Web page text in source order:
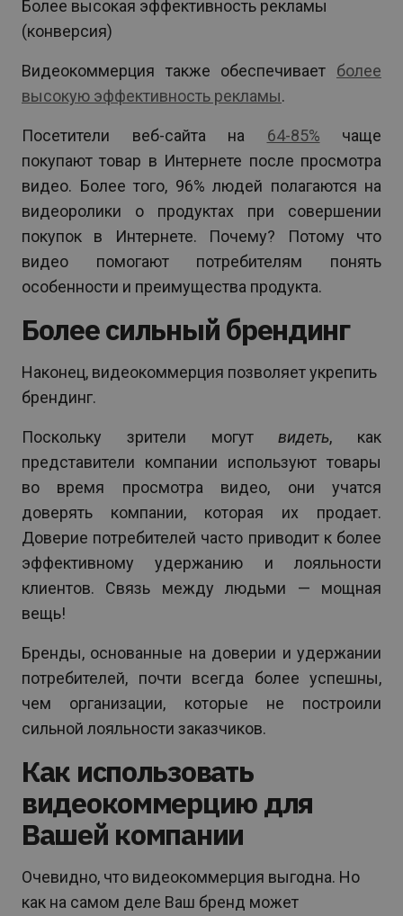
Более высокая эффективность рекламы
(конверсия)
Видеокоммерция также обеспечивает более
высокую эффективность рекламы.
Посетители веб-сайта на 64-85% чаще
покупают товар в Интернете после просмотра
видео. Более того, 96% людей полагаются на
видеоролики о продуктах при совершении
покупок в Интернете. Почему? Потому что
видео помогают потребителям понять
особенности и преимущества продукта.
Более сильный брендинг
Наконец, видеокоммерция позволяет укрепить
брендинг.
Поскольку зрители могутвидеть, как
представители компании используют товары
во время просмотра видео, они учатся
доверять компании, которая их продает.
Доверие потребителей часто приводит к более
эффективному удержанию и лояльности
клиентов. Связь между людьми — мощная
вещь!
Бренды, основанные на доверии и удержании
потребителей, почти всегда более успешны,
чем организации, которые не построили
сильной лояльности заказчиков.
Как использовать
видеокоммерцию для
Вашей компании
Очевидно, что видеокоммерция выгодна. Но
как на самом деле Ваш бренд может